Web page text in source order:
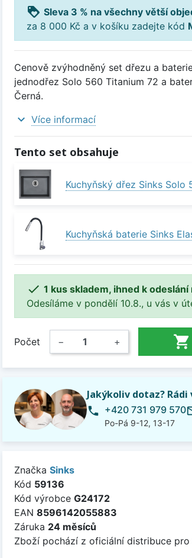
loyalty Sleva 3 % na všechny větší
za 8 000 Kč a v košíku zadejte kód
Cenově zvýhodněný set dřezu a
jednodřez Solo 560 Titanium 72 a
Černá.
expand_more Více informací
Tento set obsahuje
Kuchyňský dřez Sinks Solo
Kuchyňská baterie Sinks
 1 kus skladem, ihned k
Odesíláme v pondělí 10.8., u vás v
Počet − + 
Jakýkoliv dotaz?
phone +420 731 979 570
Po-Pá 9-12, 13-17
Značka Sinks
Kód 59136
Kód výrobce G24172
EAN 8596142055883
Záruka 24 měsíců
Zboží pochází z oficiální distribuce pro